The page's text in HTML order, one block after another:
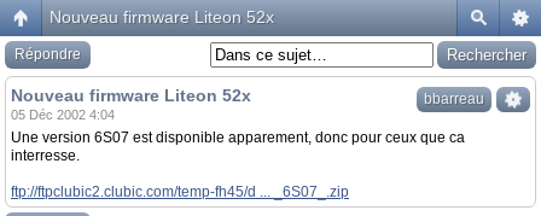
Nouveau firmware Liteon 52x
Répondre
bbarreau
Nouveau firmware Liteon 52x
05 Déc 2002 4:04
Une version 6S07 est disponible apparement, donc pour ceux que ca
interresse.
ftp://ftpclubic2.clubic.com/temp-fh45/d ... _6S07_.zip